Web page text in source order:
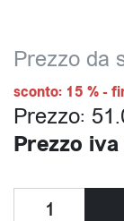
Prezzo da
sconto: 15 % -
Prezzo:
Prezzo